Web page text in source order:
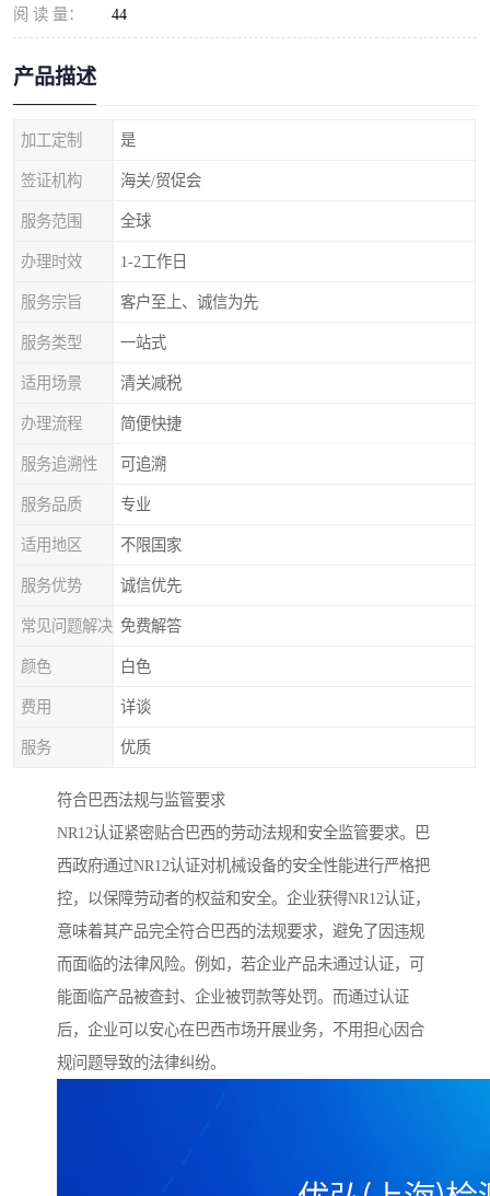
阅 读 量： 44
产品描述
加工定制 是
签证机构 海关/贸促会
服务范围 全球
办理时效 1-2工作日
服务宗旨 客户至上、诚信为先
服务类型 一站式
适用场景 清关减税
办理流程 简便快捷
服务追溯性 可追溯
服务品质 专业
适用地区 不限国家
服务优势 诚信优先
常见问题解决 免费解答
颜色 白色
费用 详谈
服务 优质
符合巴西法规与监管要求
NR12认证紧密贴合巴西的劳动法规和安全监管要求。巴
西政府通过NR12认证对机械设备的安全性能进行严格把
控，以保障劳动者的权益和安全。企业获得NR12认证，
意味着其产品完全符合巴西的法规要求，避免了因违规
而面临的法律风险。例如，若企业产品未通过认证，可
能面临产品被查封、企业被罚款等处罚。而通过认证
后，企业可以安心在巴西市场开展业务，不用担心因合
规问题导致的法律纠纷。